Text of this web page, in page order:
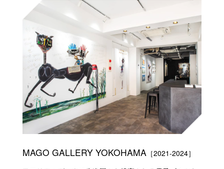
MAGO GALLERY YOKOHAMA ［2021-2024］